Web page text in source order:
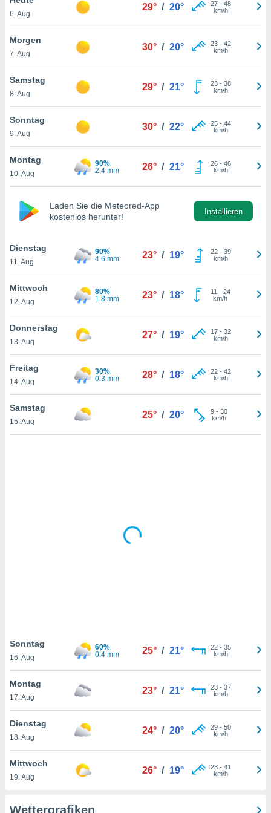
oder
Partner
es uns
das
der
Profil zu
Ihnen
finden
. Sie
jederzeit
Sie
der
weiterhin
nicht
von
und
auf
klicken.
6. Aug
29° / 20° 27- 48
km/h
Morgen
7. Aug
30° / 20° 23- 42
km/h
Samstag
8. Aug
29° / 21° 23- 38
km/h
Sonntag
9. Aug
30° / 22° 25- 44
km/h
Montag
10. Aug
90%
2.4 mm
26° / 21° 26- 46
km/h
Laden Sie die Meteored-App
kostenlos herunter!
Installieren
Dienstag
11. Aug
90%
4.6 mm
23° / 19° 22- 39
km/h
Mittwoch
12. Aug
80%
1.8 mm
23° / 18° 11 - 24
km/h
Donnerstag
13. Aug
27° / 19° 17- 32
km/h
Freitag
14. Aug
30%
0.3 mm
28° / 18° 22- 42
km/h
Samstag
15. Aug
25° / 20° 9- 30
km/h
Sonntag
16. Aug
60%
0.4 mm
25° / 21° 22- 35
km/h
Montag
17. Aug
23° / 21° 23- 37
km/h
Dienstag
18. Aug
24° / 20° 29- 50
km/h
Mittwoch
19. Aug
26° / 19° 23- 41
km/h
Wettergrafiken